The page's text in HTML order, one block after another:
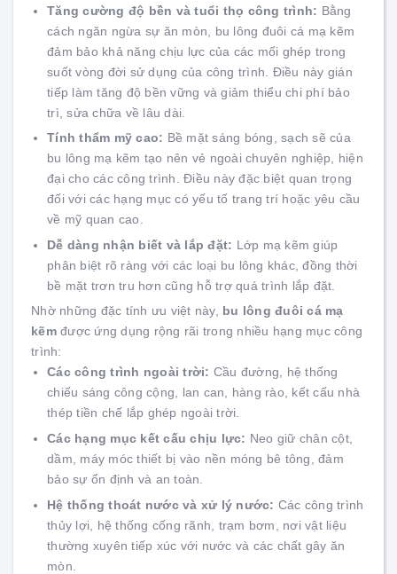
Tăng cường độ bền và tuổi thọ công trình: Bằng
cách ngăn ngừa sự ăn mòn, bu lông đuôi cá mạ kẽm
đảm bảo khả năng chịu lực của các mối ghép trong
suốt vòng đời sử dụng của công trình. Điều này gián
tiếp làm tăng độ bền vững và giảm thiểu chi phí bảo
trì, sửa chữa về lâu dài.
Tính thẩm mỹ cao: Bề mặt sáng bóng, sạch sẽ của
bu lông mạ kẽm tạo nên vẻ ngoài chuyên nghiệp, hiện
đại cho các công trình. Điều này đặc biệt quan trọng
đối với các hạng mục có yếu tố trang trí hoặc yêu cầu
về mỹ quan cao.
Dễ dàng nhận biết và lắp đặt: Lớp mạ kẽm giúp
phân biệt rõ ràng với các loại bu lông khác, đồng thời
bề mặt trơn tru hơn cũng hỗ trợ quá trình lắp đặt.
Nhờ những đặc tính ưu việt này, bu lông đuôi cá mạ
kẽmđược ứng dụng rộng rãi trong nhiều hạng mục công
trình:
Các công trình ngoài trời: Cầu đường, hệ thống
chiếu sáng công cộng, lan can, hàng rào, kết cấu nhà
thép tiền chế lắp ghép ngoài trời.
Các hạng mục kết cấu chịu lực: Neo giữ chân cột,
dầm, máy móc thiết bị vào nền móng bê tông, đảm
bảo sự ổn định và an toàn.
Hệ thống thoát nước và xử lý nước: Các công trình
thủy lợi, hệ thống cống rãnh, trạm bơm, nơi vật liệu
thường xuyên tiếp xúc với nước và các chất gây ăn
mòn.